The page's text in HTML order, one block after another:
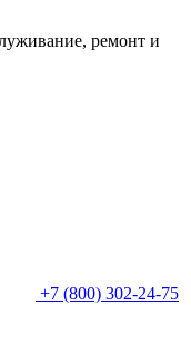
ремонт и
+7 (800) 302-24-75